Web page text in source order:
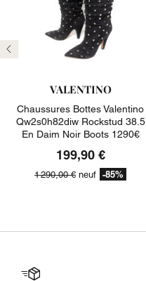
Précédent
VALENTINO
Chaussures Bottes Valentino
Qw2s0h82diw Rockstud 38.5
En Daim Noir Boots 1290€
199,90 €
1 290,00 € neuf -85%